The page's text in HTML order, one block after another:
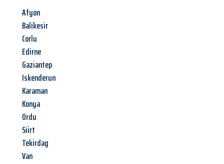
Afyon
Balikesir
Corlu
Edirne
Gaziantep
Iskenderun
Karaman
Konya
Ordu
Siirt
Tekirdag
Van